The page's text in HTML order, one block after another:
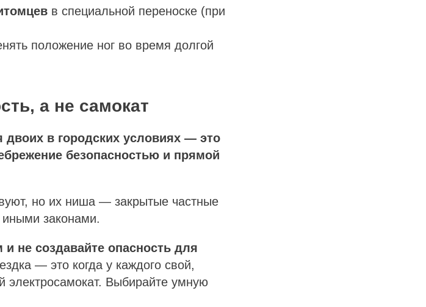
в специальной переноске (при
положение ног во время долгой
а не самокат
двоих в городских условиях — это
безопасностью и прямой
но их ниша — закрытые частные
законами.
не создавайте опасность для
— это когда у каждого свой,
электросамокат. Выбирайте умную